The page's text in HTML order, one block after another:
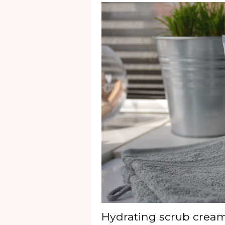
Hydrating scrub